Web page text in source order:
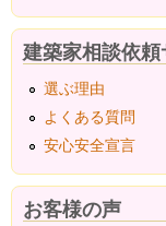
建築家相談依
選ぶ理由
よくある質問
安心安全宣言
お客様の声